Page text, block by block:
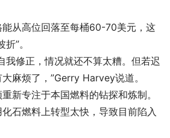
从高位回落至每桶60-70美元，这
”。
我修正，情况就还不算太糟。但若迟
麻烦了，”Gerry Harvey说道。
新专注于本国燃料的钻探和炼制。
石燃料上转型太快，导致目前陷入